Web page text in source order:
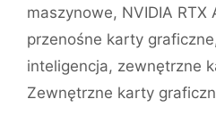
maszynowe, NVIDIA
przenośne karty graficzne
inteligencja, zewnętrzne
Zewnętrzne karty